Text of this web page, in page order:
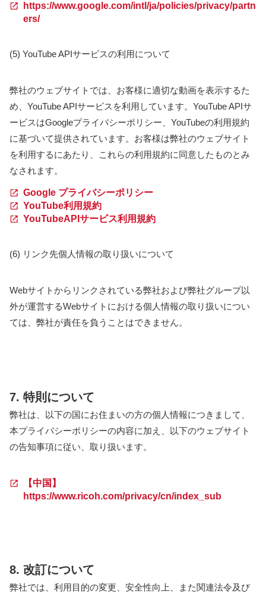
https://www.google.com/intl/ja/policies/privacy/partn
ers/
(5) YouTube APIサービスの利用について
弊社のウェブサイトでは、お客様に適切な動画を表示するた
め、YouTube APIサービスを利用しています。YouTube APIサ
ービスはGoogleプライバシーポリシー、YouTubeの利用規約
に基づいて提供されています。お客様は弊社のウェブサイト
を利用するにあたり、これらの利用規約に同意したものとみ
なされます。
Google プライバシーポリシー
YouTube利用規約
YouTubeAPIサービス利用規約
(6) リンク先個人情報の取り扱いについて
Webサイトからリンクされている弊社および弊社グループ以
外が運営するWebサイトにおける個人情報の取り扱いについ
ては、弊社が責任を負うことはできません。
7. 特則について
弊社は、以下の国にお住まいの方の個人情報につきまして、
本プライバシーポリシーの内容に加え、以下のウェブサイト
の告知事項に従い、取り扱います。
【中国】
https://www.ricoh.com/privacy/cn/index_sub
8. 改訂について
弊社では、利用目的の変更、安全性向上、また関連法令及び